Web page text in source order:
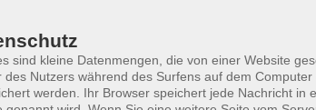
über Wohneinrichtungen bis hin zum
Generationen aktiv gelebt.
ihrem Weg in Ausbildung und Beruf und
sind kleine Datenmengen, die von einer Website
des Nutzers während des Surfens auf dem
werden. Ihr Browser speichert jede Nachricht in